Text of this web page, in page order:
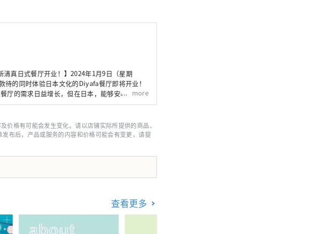
的同时体验日本文化的Diyafa餐厅即将开业！
为豪的清真和牛 北海
尝到清真和
传统日式料理，从八寸（小食拼盘）、烤鱼到
材到烹饪方法，力求为穆斯林顾客打造舒适的
假日 晚餐 17:00-22:00 * 网站（预
diyafa.tokyo/ * 咨询：info@halal-diyafa.tokyo
more
格有可能会发生变化。请以店铺实际所提供的商品、
布后，产品或服务的内容和价格可能会有变更，请提
查看更多